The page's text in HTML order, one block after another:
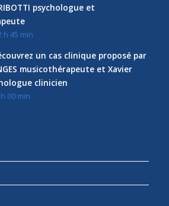
psychologue et
h 45 min
un cas clinique proposé par
musicothérapeute et Xavier
clinicien
00 min